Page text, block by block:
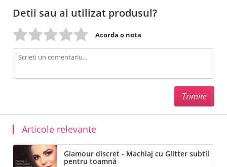
Detii sau ai utilizat produsul?
Acorda o nota
Articole relevante
Glamour discret - Machiaj cu Glitter subtil
pentru toamnă